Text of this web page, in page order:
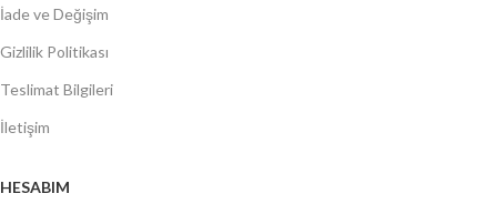
İade ve Değişim
Gizlilik Politikası
Teslimat Bilgileri
İletişim
HESABIM